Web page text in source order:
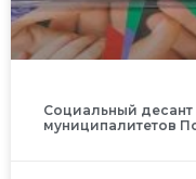
Социальный десант
муниципалитетов